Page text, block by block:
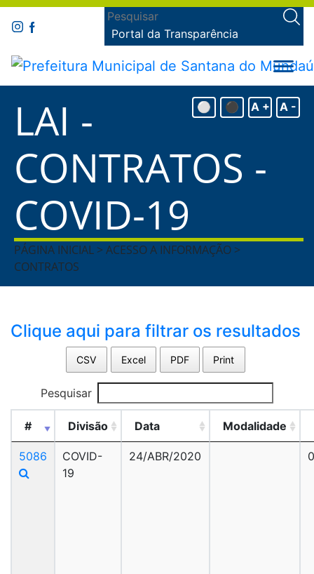
Portal da Transparência
LAI -
CONTRATOS -
COVID-19
PÁGINA INICIAL > ACESSO A INFORMAÇÃO >
CONTRATOS
A -
A +
⚫
⚪
Clique aqui para filtrar os resultados
CSV Excel PDF Print
Pesquisar
# Divisão Data Modalidade
5086
COVID-
19
24/ABR/2020